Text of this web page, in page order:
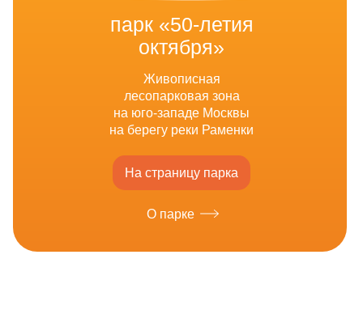
О парке
На страницу парка
парк «50-летия
октября»
Живописная
лесопарковая зона
на юго-западе Москвы
на берегу реки Раменки